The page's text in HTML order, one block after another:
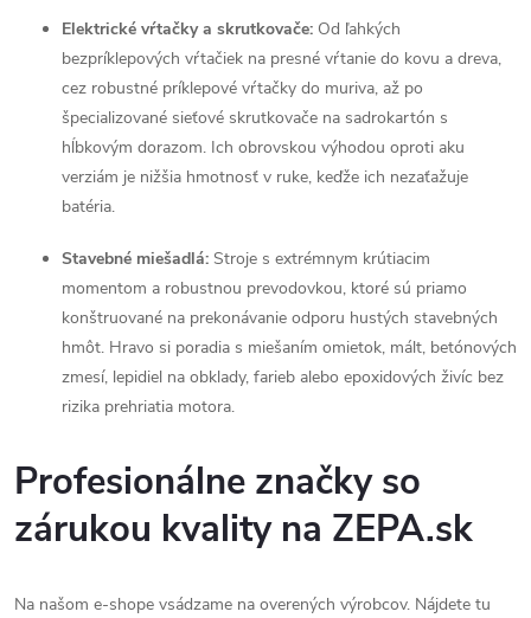
Elektrické vŕtačky a skrutkovače: Od ľahkých
bezpríklepových vŕtačiek na presné vŕtanie do kovu a dreva,
cez robustné príklepové vŕtačky do muriva, až po
špecializované sieťové skrutkovače na sadrokartón s
hĺbkovým dorazom. Ich obrovskou výhodou oproti aku
verziám je nižšia hmotnosť v ruke, keďže ich nezaťažuje
batéria.
Stavebné miešadlá: Stroje s extrémnym krútiacim
momentom a robustnou prevodovkou, ktoré sú priamo
konštruované na prekonávanie odporu hustých stavebných
hmôt. Hravo si poradia s miešaním omietok, mált, betónových
zmesí, lepidiel na obklady, farieb alebo epoxidových živíc bez
rizika prehriatia motora.
Profesionálne značky so
zárukou kvality na ZEPA.sk
Na našom e-shope vsádzame na overených výrobcov. Nájdete tu